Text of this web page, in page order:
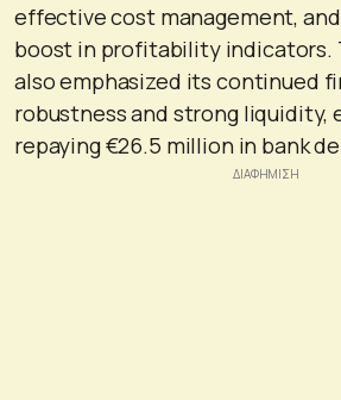
effective cost management,
boost in profitability indicators.
also emphasized its continued
robustness and strong liquidity,
repaying €26.5 million in bank